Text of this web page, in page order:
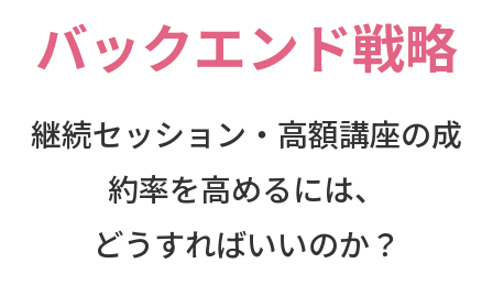
バックエンド戦略
継続セッション・高額講座の成
約率を高めるには、
どうすればいいのか？